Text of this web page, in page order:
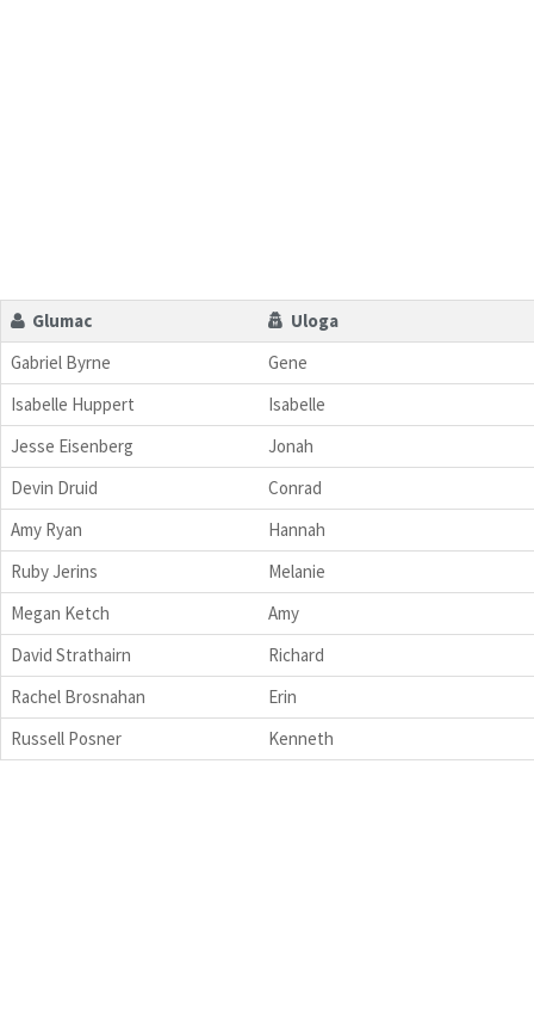
Glumac
Uloga
Gabriel Byrne
Gene
Isabelle Huppert
Isabelle
Jesse Eisenberg
Jonah
Devin Druid
Conrad
Amy Ryan
Hannah
Ruby Jerins
Melanie
Megan Ketch
Amy
David Strathairn
Richard
Rachel Brosnahan
Erin
Russell Posner
Kenneth